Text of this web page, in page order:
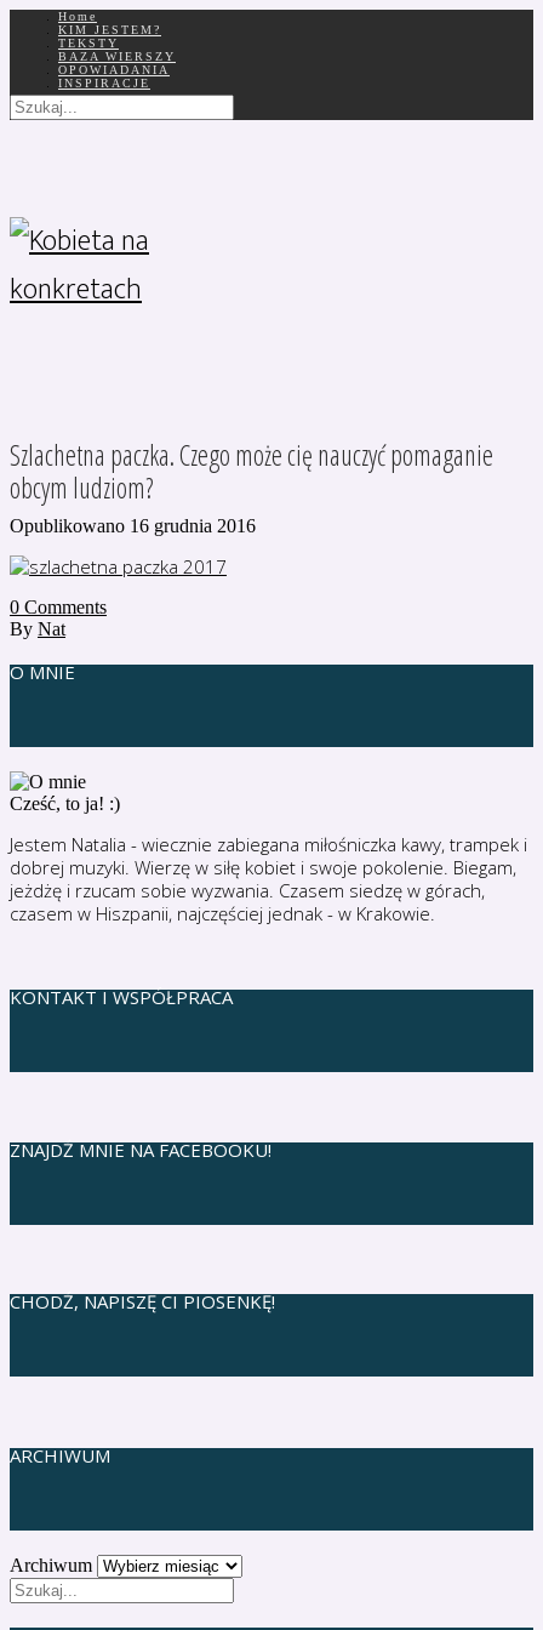
Home
KIM JESTEM?
TEKSTY
BAZA WIERSZY
OPOWIADANIA
INSPIRACJE
Szlachetna paczka. Czego może cię nauczyć pomaganie
obcym ludziom?
Opublikowano 16 grudnia 2016
0 Comments
By Nat
O MNIE
Cześć, to ja! :)
Jestem Natalia - wiecznie zabiegana miłośniczka kawy, trampek i
dobrej muzyki. Wierzę w siłę kobiet i swoje pokolenie. Biegam,
jeżdżę i rzucam sobie wyzwania. Czasem siedzę w górach,
czasem w Hiszpanii, najczęściej jednak - w Krakowie.
KONTAKT I WSPÓŁPRACA
ZNAJDŹ MNIE NA FACEBOOKU!
CHODŹ, NAPISZĘ CI PIOSENKĘ!
ARCHIWUM
Archiwum